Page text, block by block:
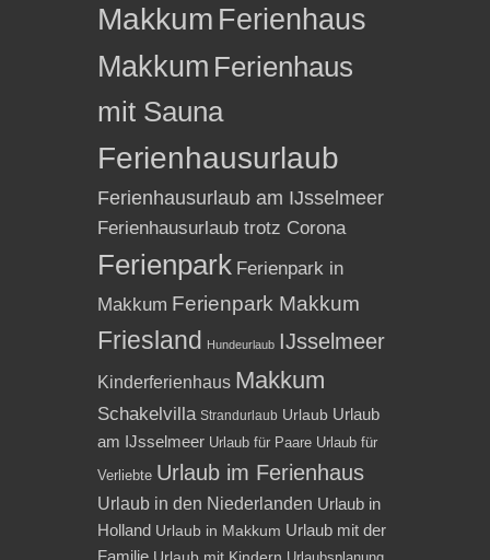
Makkum Ferienhaus
Makkum Ferienhaus
mit Sauna
Ferienhausurlaub
Ferienhausurlaub am IJsselmeer
Ferienhausurlaub trotz Corona
Ferienpark Ferienpark in
Makkum Ferienpark Makkum
Friesland Hundeurlaub IJsselmeer
Kinderferienhaus Makkum
Schakelvilla Strandurlaub Urlaub Urlaub
am IJsselmeer Urlaub für Paare Urlaub für
Verliebte Urlaub im Ferienhaus
Urlaub in den Niederlanden Urlaub in
Holland Urlaub in Makkum Urlaub mit der
Familie Urlaub mit Kindern Urlaubsplanung